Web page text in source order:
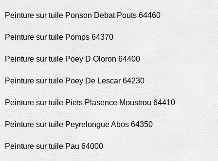
Peinture sur tuile Ponson Debat Pouts 64460
Peinture sur tuile Pomps 64370
Peinture sur tuile Poey D Oloron 64400
Peinture sur tuile Poey De Lescar 64230
Peinture sur tuile Piets Plasence Moustrou 64410
Peinture sur tuile Peyrelongue Abos 64350
Peinture sur tuile Pau 64000